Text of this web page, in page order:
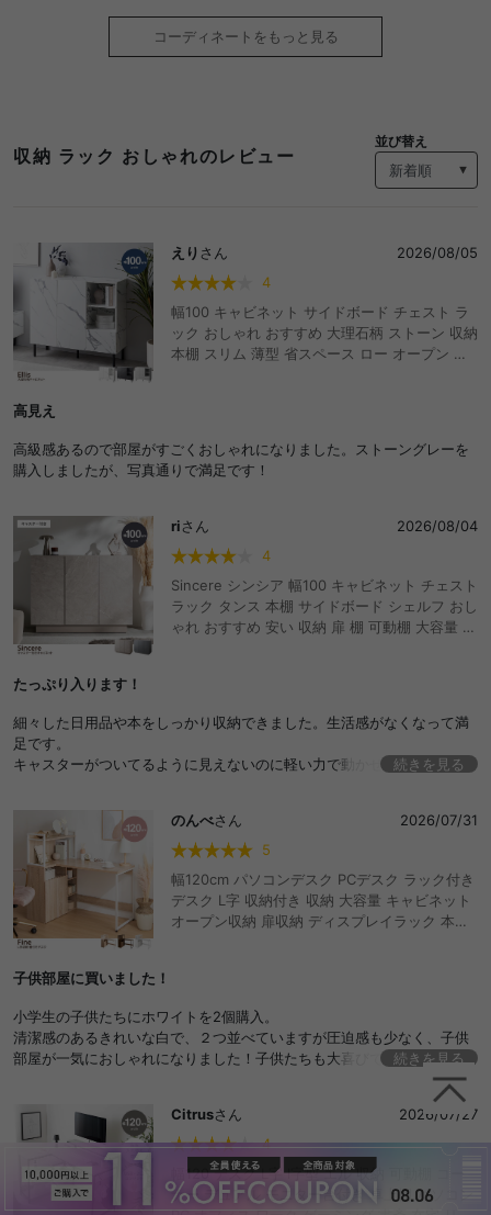
コーディネートをもっと見る
収納 ラック おしゃれのレビュー
並び替え
えり さん
2026/08/05
4
幅100 キャビネット サイドボード チェスト ラ
ック おしゃれ おすすめ 大理石柄 ストーン 収納
本棚 スリム 薄型 省スペース ロー オープン 扉
高見え
高級感あるので部屋がすごくおしゃれになりました。ストーングレーを
購入しましたが、写真通りで満足です！
riさん
2026/08/04
4
Sincere シンシア 幅100 キャビネット チェスト
ラック タンス 本棚 サイドボード シェルフ おし
ゃれ おすすめ 安い 収納 扉 棚 可動棚 大容量 キ
たっぷり入ります！
細々した日用品や本をしっかり収納できました。生活感がなくなって満
足です。
キャスターがついてるように見えないのに軽い力で動かせるのも◎
続きを見る
のんべさん
2026/07/31
5
幅120cm パソコンデスク PCデスク ラック付き
デスク L字 収納付き 収納 大容量 キャビネット
オープン収納 扉収納 ディスプレイラック 本棚
子供部屋に買いました！
小学生の子供たちにホワイトを2個購入。
清潔感のあるきれいな白で、２つ並べていますが圧迫感も少なく、子供
部屋が一気におしゃれになりました！子供たちも大喜びで気に入って使
っています。収納がいっぱいできるし、造りも頑丈そうで安心しまし
続きを見る
Citrusさん
2026/07/27
4
幅120 デスク L字 l字型 エル 収納 可動棚 コー
ナー デュアル モニター台付き 卓上棚 パソコン